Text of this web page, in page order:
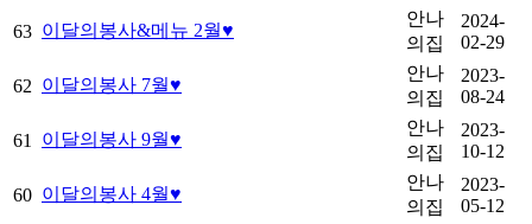
63 이달의봉사&메뉴 2월♥
안나
의집
2024-
02-29
62 이달의봉사 7월♥
안나
의집
2023-
08-24
61 이달의봉사 9월♥
안나
의집
2023-
10-12
60 이달의봉사 4월♥
안나
의집
2023-
05-12